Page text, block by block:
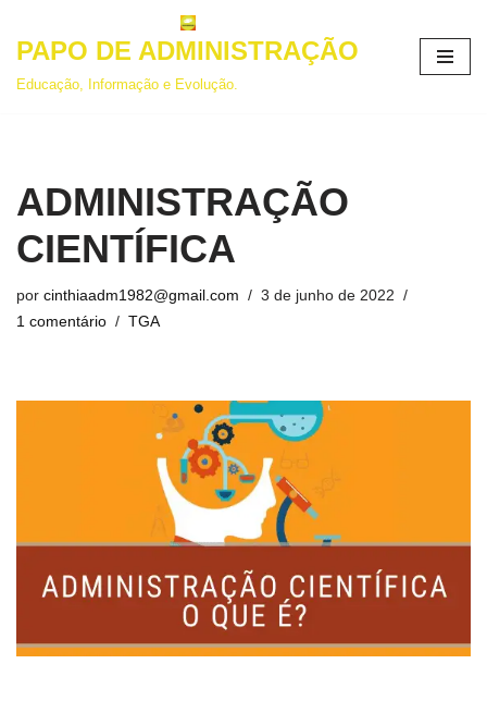
Pular
para
PAPO DE ADMINISTRAÇÃO
Educação, Informação e Evolução.
ADMINISTRAÇÃO
CIENTÍFICA
por cinthiaadm1982@gmail.com
3 de junho de 2022
1 comentário
TGA